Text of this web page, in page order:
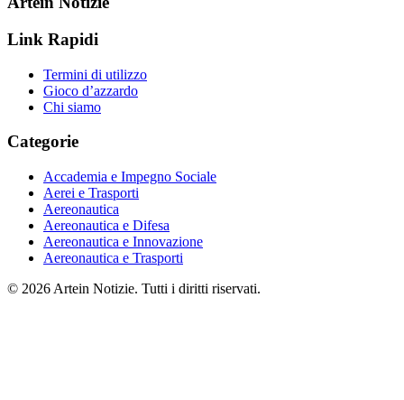
Link Rapidi
Termini di utilizzo
Gioco d’azzardo
Chi siamo
Categorie
Accademia e Impegno Sociale
Aerei e Trasporti
Aereonautica
Aereonautica e Difesa
Aereonautica e Innovazione
Aereonautica e Trasporti
© 2026 Artein Notizie. Tutti i diritti riservati.